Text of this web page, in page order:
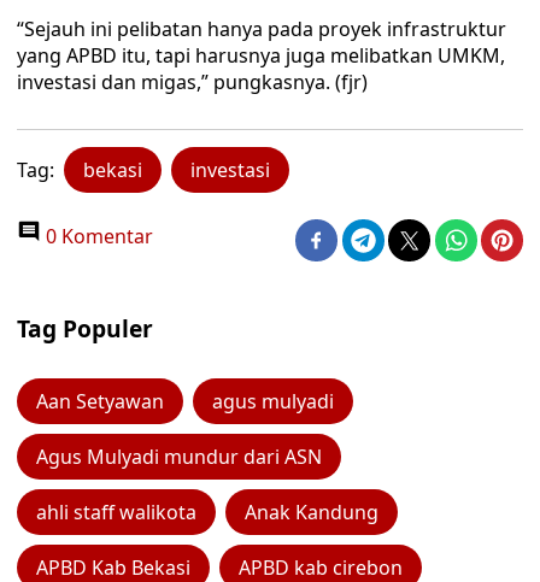
“Sejauh ini pelibatan hanya pada proyek infrastruktur
yang APBD itu, tapi harusnya juga melibatkan UMKM,
investasi dan migas,” pungkasnya. (fjr)
Tag: bekasi investasi
0 Komentar
Tag Populer
Aan Setyawan agus mulyadi
Agus Mulyadi mundur dari ASN
ahli staff walikota Anak Kandung
APBD Kab Bekasi APBD kab cirebon